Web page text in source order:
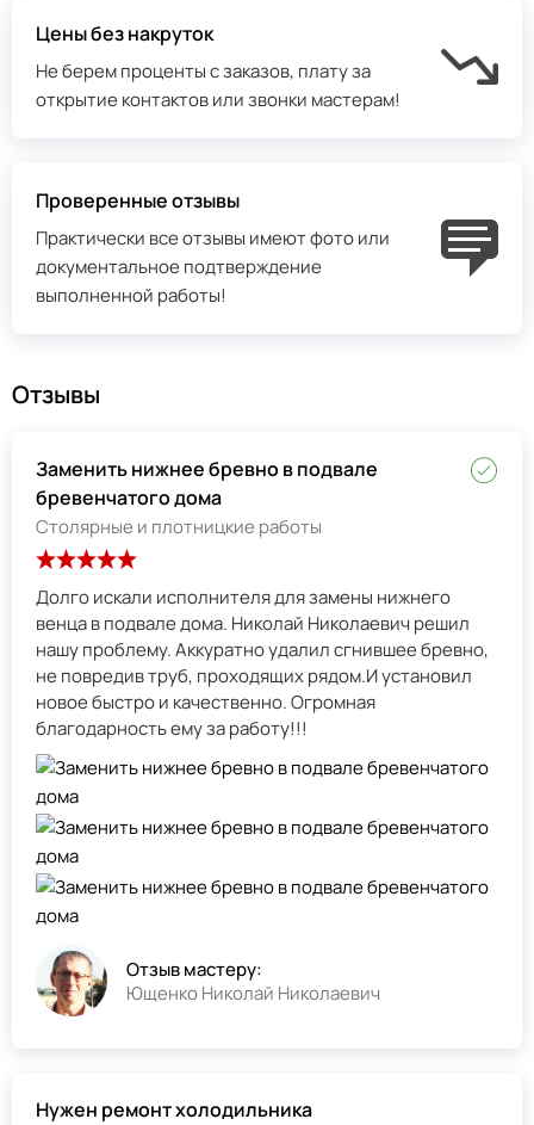
Цены без накруток
Не берем проценты с заказов, плату за
открытие контактов или звонки мастерам!
Проверенные отзывы
Практически все отзывы имеют фото или
документальное подтверждение
выполненной работы!
Отзывы
Заменить нижнее бревно в подвале
бревенчатого дома
Столярные и плотницкие работы
Долго искали исполнителя для замены нижнего
венца в подвале дома. Николай Николаевич решил
нашу проблему. Аккуратно удалил сгнившее бревно,
не повредив труб, проходящих рядом.И установил
новое быстро и качественно. Огромная
благодарность ему за работу!!!
Отзыв мастеру:
Ющенко Николай Николаевич
Нужен ремонт холодильника